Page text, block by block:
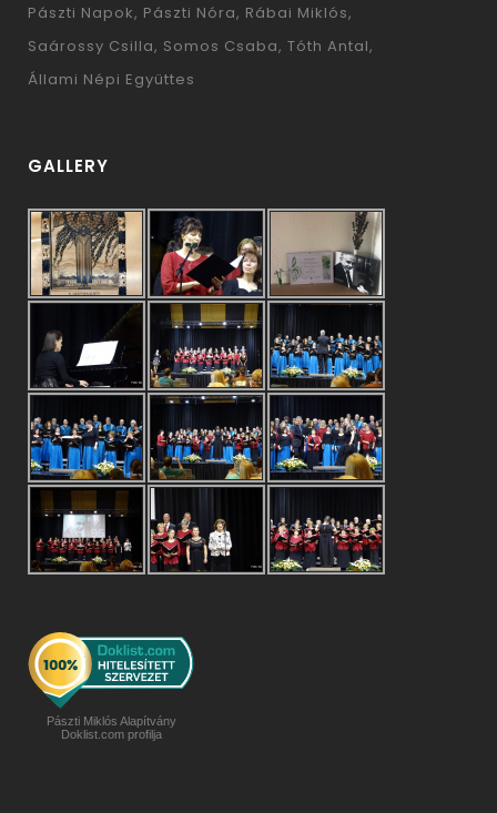
Pászti Napok Pászti Nóra Rábai Miklós
Saárossy Csilla Somos Csaba Tóth Antal
Állami Népi Együttes
GALLERY
Pászti Miklós Alapítvány
Doklist.com profilja